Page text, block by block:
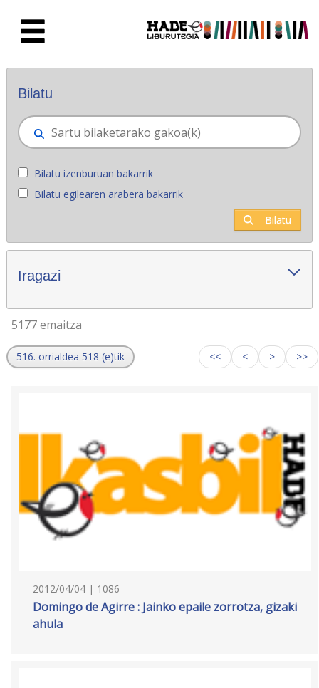
Eskuratu berriak - Liburutegia
Bilatu
Bilatu izenburuan bakarrik
Bilatu egilearen arabera bakarrik
Bilatu
Iragazi
5177 emaitza
516. orrialdea 518 (e)tik << < > >>
2012/04/04 | 1086
Domingo de Agirre : Jainko epaile zorrotza, gizaki
ahula